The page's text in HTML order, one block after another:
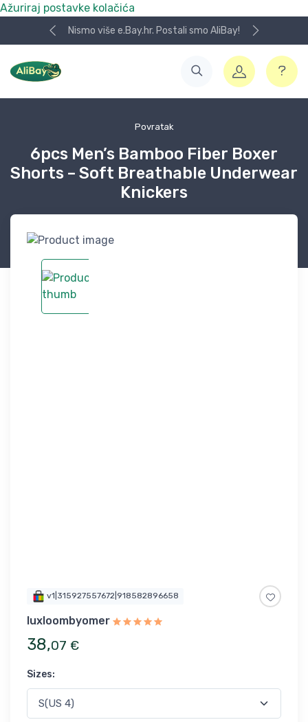
Ažuriraj postavke kolačića
Nismo više e.Bay.hr. Postali smo AliBay!
Povratak
6pcs Men’s Bamboo Fiber Boxer
Shorts – Soft Breathable Underwear
Knickers
v1|315927557672|918582896658
luxloombyomer
38,07 €
Sizes: